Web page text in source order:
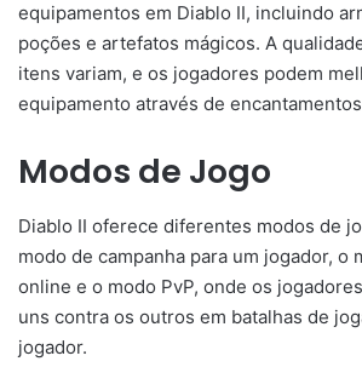
equipamentos em Diablo II, incluindo
poções e artefatos mágicos. A
itens variam, e os jogadores podem
equipamento através de
Modos de Jogo
Diablo II oferece diferentes modos de
modo de campanha para um jogador, o
online e o modo PvP, onde os
uns contra os outros em batalhas de
jogador.